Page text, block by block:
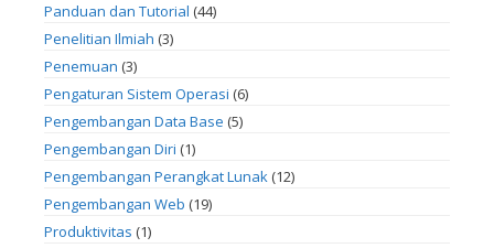
Panduan dan Tutorial (44)
Penelitian Ilmiah (3)
Penemuan (3)
Pengaturan Sistem Operasi (6)
Pengembangan Data Base (5)
Pengembangan Diri (1)
Pengembangan Perangkat Lunak (12)
Pengembangan Web (19)
Produktivitas (1)